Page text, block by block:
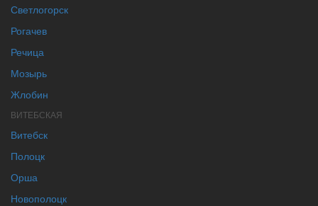
Светлогорск
Рогачев
Речица
Мозырь
Жлобин
ВИТЕБСКАЯ
Витебск
Полоцк
Орша
Новополоцк